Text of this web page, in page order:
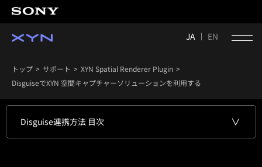
JA EN
トップ サポート
XYN Spatial Renderer Plugin
DisguiseでXYN 空間キャプチャーソリューションを利用する
Disguise連携方法 目次